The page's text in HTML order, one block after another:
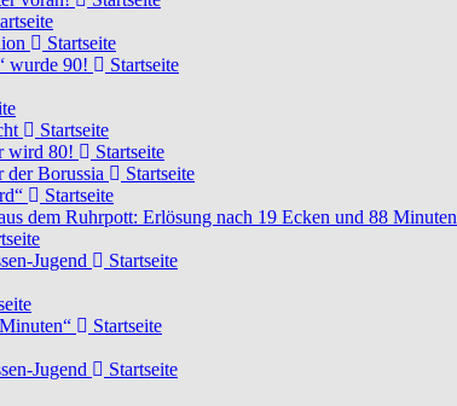
Startseite
wurde 90!
Startseite
Startseite
wird 80!
Startseite
der Borussia
Startseite
Startseite
dem Ruhrpott: Erlösung nach 19 Ecken und 88 Minuten
Jugend
Startseite
Startseite
Jugend
Startseite